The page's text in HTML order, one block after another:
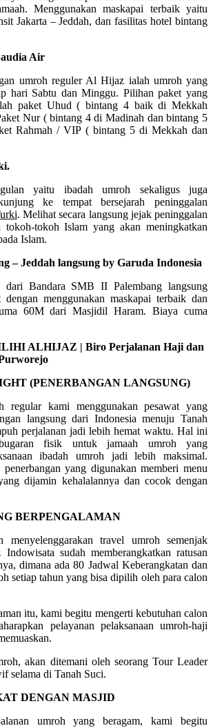
Menggunakan maskapai terbaik yaitu
Jakarta – Jeddah, dan fasilitas hotel bintang
Air
umroh reguler Al Hijaz ialah umroh yang
hari Sabtu dan Minggu. Pilihan paket yang
paket Uhud ( bintang 4 baik di Mekkah
Nur ( bintang 4 di Madinah dan bintang 5
Rahmah / VIP ( bintang 5 di Mekkah dan
yaitu ibadah umroh sekaligus juga
ke tempat bersejarah peninggalan
. Melihat secara langsung jejak peninggalan
tokoh Islam yang akan meningkatkan
Islam.
– Jeddah langsung by Garuda Indonesia
dari Bandara SMB II Palembang langsung
dengan menggunakan maskapai terbaik dan
60M dari Masjidil Haram. Biaya cuma
ALHIJAZ | Biro Perjalanan Haji dan
(PENERBANGAN LANGSUNG)
regular kami menggunakan pesawat yang
langsung dari Indonesia menuju Tanah
perjalanan jadi lebih hemat waktu. Hal ini
fisik untuk jamaah umroh yang
ibadah umroh jadi lebih maksimal.
yang digunakan memberi menu
dijamin kehalalannya dan cocok dengan
BERPENGALAMAN
menyelenggarakan travel umroh semenjak
sudah memberangkatkan ratusan
dimana ada 80 Jadwal Keberangkatan dan
setiap tahun yang bisa dipilih oleh para calon
itu, kami begitu mengerti kebutuhan calon
pelayanan pelaksanaan umroh-haji
akan ditemani oleh seorang Tour Leader
selama di Tanah Suci.
DENGAN MASJID
umroh yang beragam, kami begitu